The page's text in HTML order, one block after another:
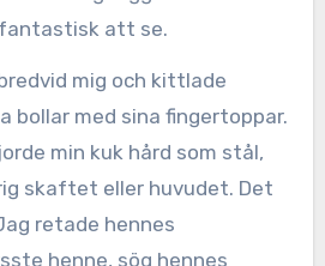
att se.
mig och kittlade
bollar med sina fingertoppar.
min kuk hård som stål,
skaftet eller huvudet. Det
retade hennes
henne, sög hennes